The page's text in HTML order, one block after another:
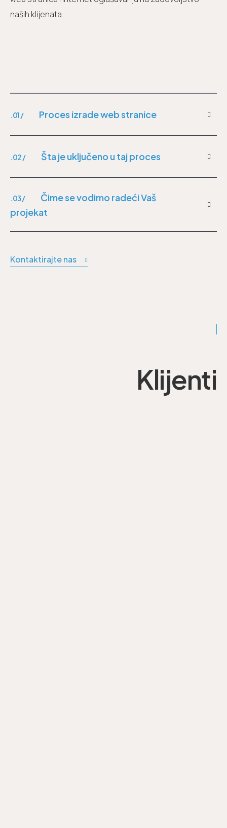
naših klijenata.
.01 / Proces izrade web stranice
.02 / Šta je uključeno u taj proces
.03 /
Čime se vodimo radeći Vaš
projekat
Kontaktirajte nas
Klijenti